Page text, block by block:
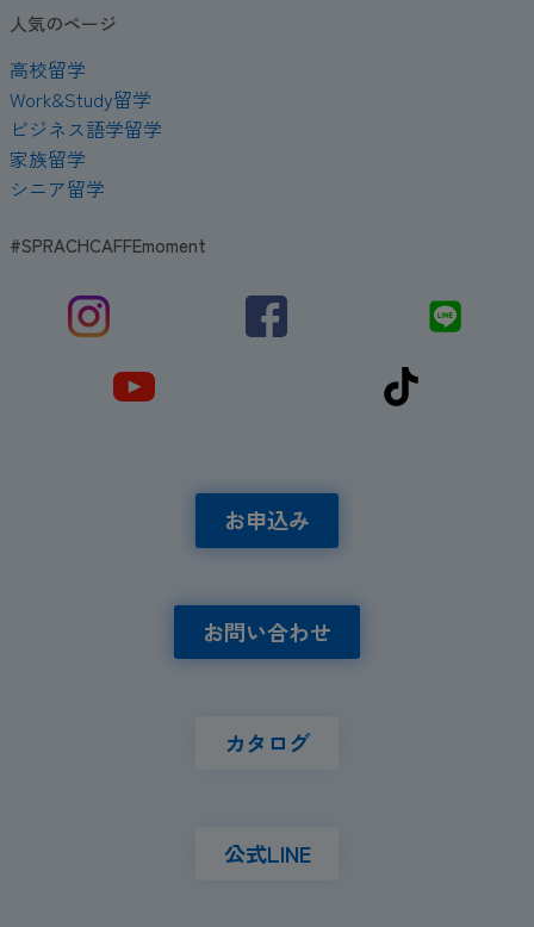
人気のページ
高校留学
Work&Study留学
ビジネス語学留学
家族留学
シニア留学
#SPRACHCAFFEmoment
お申込み
お問い合わせ
カタログ
公式LINE